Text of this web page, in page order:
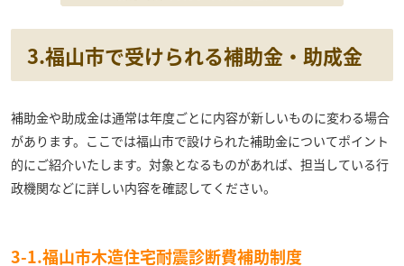
3.福山市で受けられる補助金・助成金
補助金や助成金は通常は年度ごとに内容が新しいものに変わる場合
があります。ここでは福山市で設けられた補助金についてポイント
的にご紹介いたします。対象となるものがあれば、担当している行
政機関などに詳しい内容を確認してください。
3-1.福山市木造住宅耐震診断費補助制度